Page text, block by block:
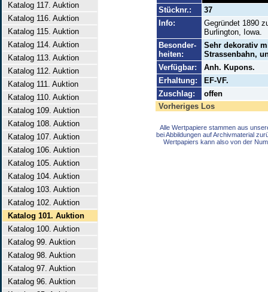
Katalog 117. Auktion
Katalog 116. Auktion
Katalog 115. Auktion
Katalog 114. Auktion
Katalog 113. Auktion
Katalog 112. Auktion
Katalog 111. Auktion
Katalog 110. Auktion
Katalog 109. Auktion
Katalog 108. Auktion
Katalog 107. Auktion
Katalog 106. Auktion
Katalog 105. Auktion
Katalog 104. Auktion
Katalog 103. Auktion
Katalog 102. Auktion
Katalog 101. Auktion
Katalog 100. Auktion
Katalog 99. Auktion
Katalog 98. Auktion
Katalog 97. Auktion
Katalog 96. Auktion
Stücknr.:
37
Info:
Gegründet 1890
Burlington, Iowa.
Besonder-
heiten:
Sehr dekorativ
Strassenbahn,
Verfügbar:
Anh. Kupons.
Erhaltung:
EF-VF.
Zuschlag:
offen
Vorheriges Los
Alle Wertpapiere stammen aus
bei Abbildungen auf Archivmaterial
Wertpapiers kann also von der